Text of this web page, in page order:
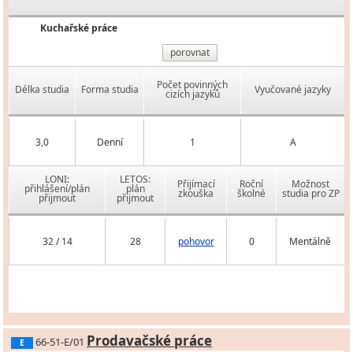
Kuchařské práce
porovnat
Délka studia Forma studia Počet povinných
cizích jazyků Vyučované jazyky
3,0 Denní 1 A
LONI:
přihlášení/plán
přijmout
LETOS:
plán
přijmout
Přijímací
zkouška
Roční
školné
Možnost
studia pro ZP
32 / 14 28 pohovor 0 Mentálně
E 66-51-E/01 Prodavačské práce